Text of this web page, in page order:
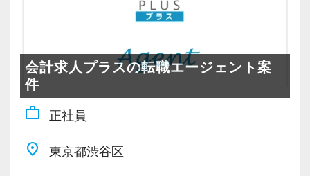
会計求人プラスの転職エージェント案
件
work_outline 正社員
place 東京都渋谷区